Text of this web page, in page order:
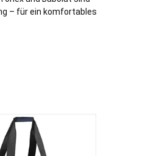
– für ein komfortables